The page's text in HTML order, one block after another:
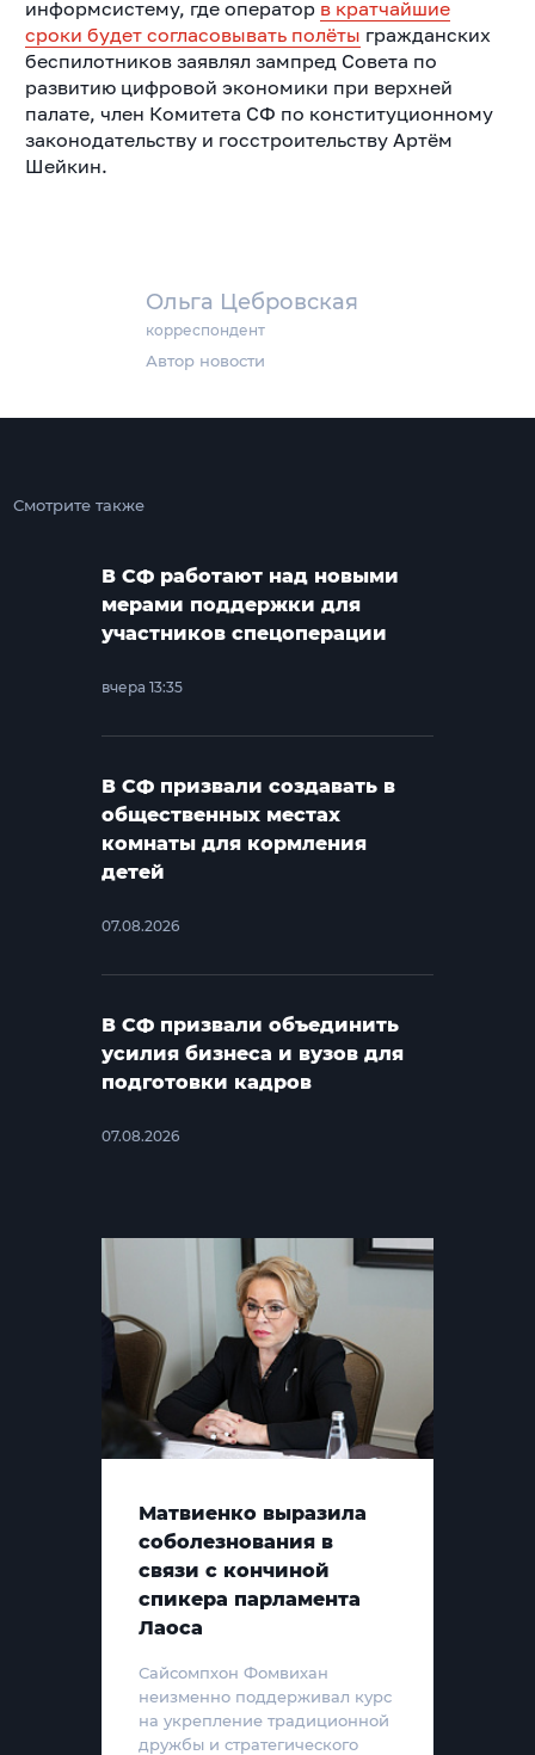
Ольга Цебровская
корреспондент
Автор новости
информсистему, где оператор в кратчайшие
сроки будет согласовывать полёты гражданских
беспилотников заявлял зампред Совета по
развитию цифровой экономики при верхней
палате, член Комитета СФ по конституционному
законодательству и госстроительству Артём
Шейкин.
Смотрите также
В СФ работают над новыми
мерами поддержки для
участников спецоперации
вчера 13:35
В СФ призвали создавать в
общественных местах
комнаты для кормления
детей
07.08.2026
В СФ призвали объединить
усилия бизнеса и вузов для
подготовки кадров
07.08.2026
Матвиенко выразила
соболезнования в
связи с кончиной
спикера парламента
Лаоса
Сайсомпхон Фомвихан
неизменно поддерживал курс
на укрепление традиционной
дружбы и стратегического